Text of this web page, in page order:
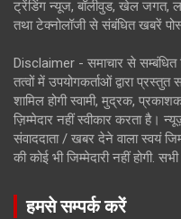
ट्रेंडिंग न्यूज, बॉलीवुड, खेल जगत,
तथा टेक्नोलॉजी से संबंधित खबरें
Disclaimer - समाचार से
तत्वों में उपयोगकर्ताओं द्वारा
शामिल होगी स्वामी, मुद्रक,
ज़िम्मेदार नहीं स्वीकार करता है।
संवाददाता / खबर देने वाला स्वयं
की कोई भी जिम्मेदारी नहीं होगी. सभी
हमसे सम्पर्क करें